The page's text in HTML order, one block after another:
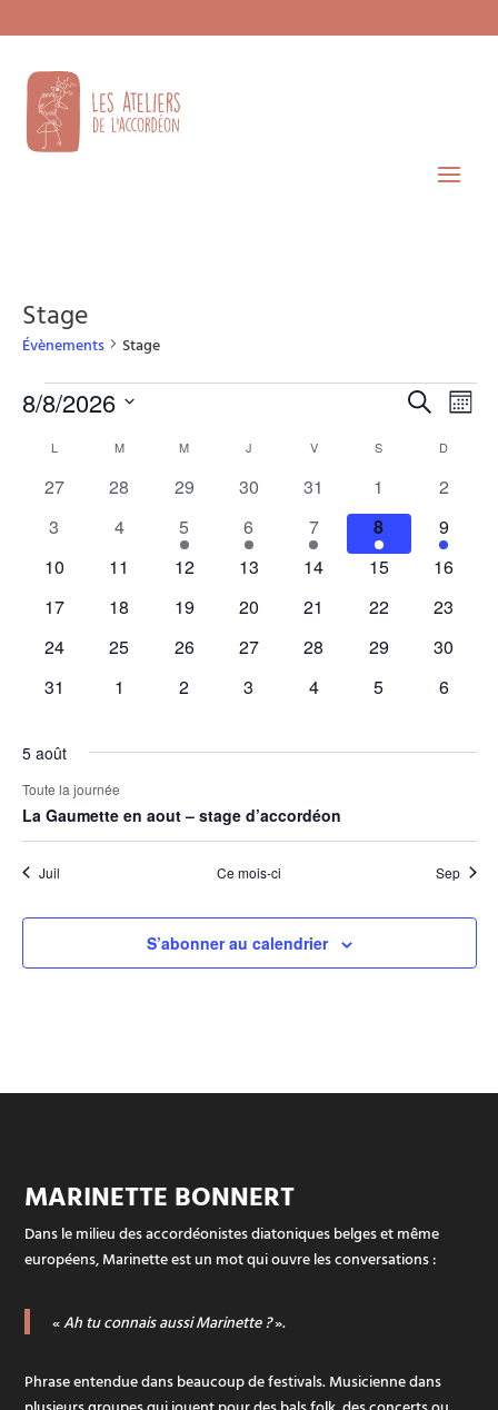
Stage
Évènements Stage
Évènements
Recherche
navigation
vues
Recherche
de
Mois
8/8/2026
date.
Calendrier
L MMARDI M MERCREDI
J VVENDREDIS D
0
27
0
28
0
29
0
30
0
évènements
31
0
évènements
1
0
2
0
3
0
évènements
4
1
évènement
5
1
évènement
6
1
évènement
7
1
évènement
8
1
9
0
10
0
11
0
12
0
13
0
14
0
15
0
16
0
17
0
18
0
19
0
20
0
21
0
22
0
23
0
24
0
25
0
26
0
27
0
28
0
29
0
30
0
31
0
1
0
2
0
3
0
4
0
5
0
6
5 août
Toute la journée
La Gaumette en aout – stage d’accordéon
Juil Ce mois-ci Sep
S’abonner au calendrier
MARINETTE BONNERT
Dans le milieu des accordéonistes diatoniques belges et même
européens, Marinette est un mot qui ouvre les conversations :
«Ah tu connais aussi Marinette ?».
Phrase entendue dans beaucoup de festivals. Musicienne dans